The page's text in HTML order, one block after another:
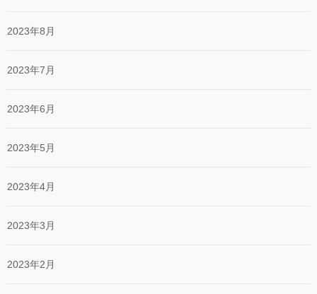
2023年8月
2023年7月
2023年6月
2023年5月
2023年4月
2023年3月
2023年2月